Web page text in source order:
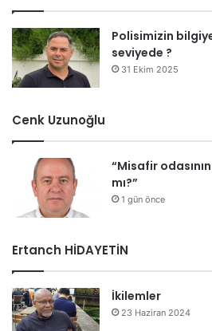
Polisimizin
seviyede ?
31 Ekim 2025
Cenk Uzunoğlu
“Misafir
mı?”
1 gün önce
Ertanch HİDAYETİN
İkilemler
23 Haziran 2024